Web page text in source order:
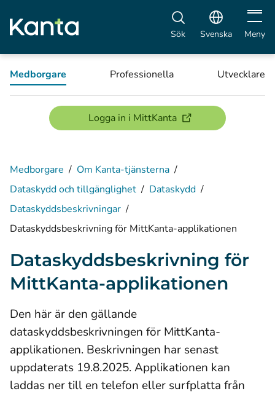
Sök Svenska Öppna
Meny
Medborgare Professionella Utvecklare
Logga in i MittKanta(öppnas i ett nytt
Medborgare / Om Kanta-tjänsterna /
Dataskydd och tillgänglighet / Dataskydd /
Dataskyddsbeskrivningar /
Dataskyddsbeskrivning för MittKanta-applikationen
Dataskyddsbeskrivning för
MittKanta-applikationen
Den här är den gällande
dataskyddsbeskrivningen för MittKanta-
applikationen. Beskrivningen har senast
uppdaterats 19.8.2025. Applikationen kan
laddas ner till en telefon eller surfplatta från